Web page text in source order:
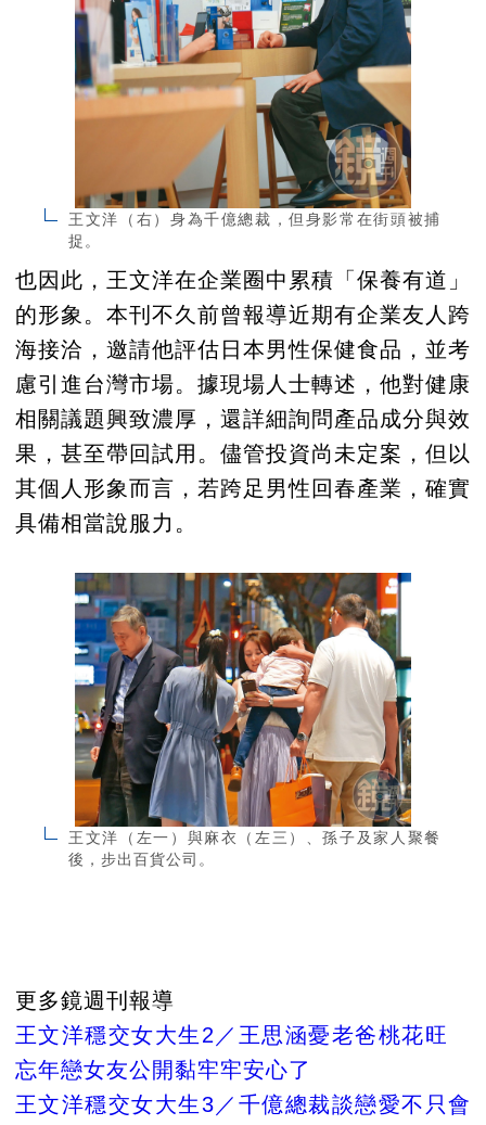
王文洋（右）身為千億總裁，但身影常在街頭被捕
捉。
也因此，王文洋在企業圈中累積「保養有道」
的形象。本刊不久前曾報導近期有企業友人跨
海接洽，邀請他評估日本男性保健食品，並考
慮引進台灣市場。據現場人士轉述，他對健康
相關議題興致濃厚，還詳細詢問產品成分與效
果，甚至帶回試用。儘管投資尚未定案，但以
其個人形象而言，若跨足男性回春產業，確實
具備相當說服力。
王文洋（左一）與麻衣（左三）、孫子及家人聚餐
後，步出百貨公司。
更多鏡週刊報導
王文洋穩交女大生2／王思涵憂老爸桃花旺
忘年戀女友公開黏牢牢安心了
王文洋穩交女大生3／千億總裁談戀愛不只會